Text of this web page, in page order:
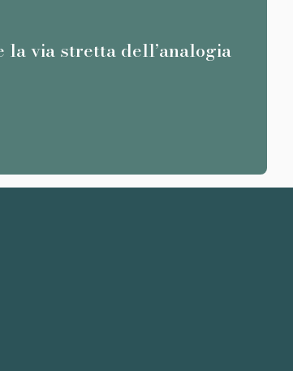
via stretta dell’analogia